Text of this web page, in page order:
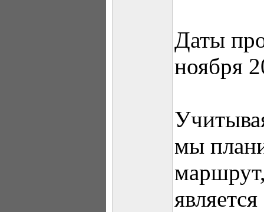
Даты
ноября
мы